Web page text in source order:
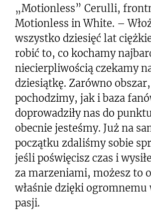
„Motionless” Cerulli,
Motionless in White. –
wszystko dziesięć lat
robić to, co kochamy
niecierpliwością czekamy
dziesiątkę. Zarówno
pochodzimy, jak i baza
doprowadziły nas do
obecnie jesteśmy. Już na
początku zdaliśmy sobie
jeśli poświęcisz czas i
za marzeniami, możesz to
właśnie dzięki ogromnemu
pasji.